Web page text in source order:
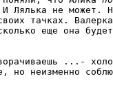
Лялька не может.
тачках.
еще она
...-
но неизменно